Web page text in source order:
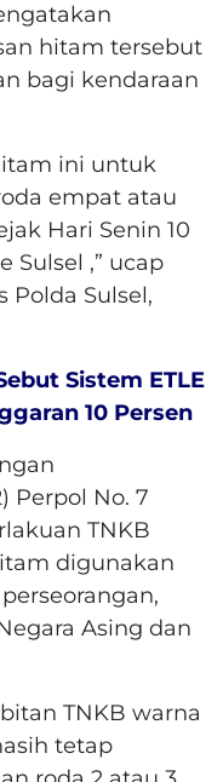
hitam tersebut
bagi kendaraan
ini untuk
empat atau
Hari Senin 10
Sulsel ,” ucap
Polda Sulsel,
Sistem ETLE
10 Persen
Perpol No. 7
TNKB
digunakan
Asing dan
TNKB warna
tetap